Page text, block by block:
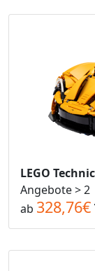
LEGO
Angebote > 2
ab 328,76€